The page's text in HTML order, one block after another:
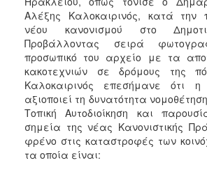
Αλέξης Καλοκαιρινός, κατά την
νέου κανονισμού στο
Προβάλλοντας σειρά
προσωπικό του αρχείο με τα
κακοτεχνιών σε δρόμους της
Καλοκαιρινός επεσήμανε ότι η
αξιοποιεί τη δυνατότητα
Τοπική Αυτοδιοίκηση και
σημεία της νέας Κανονιστικής
φρένο στις καταστροφές των
τα οποία είναι: